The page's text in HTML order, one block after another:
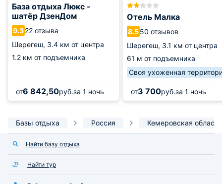
База отдыха Люкс -
шатёр ДзенДом
9.322 отзыва
Шерегеш, 3.4 км от центра
1.2 км от подъемника
от6 842,50руб.за 1 ночь
Отель Малка
8.550 отзывов
Шерегеш, 3.1 км от центра
61 м от подъемника
Своя ухоженная
от3 700руб.за 1 ночь
Базы отдыха Россия Кемеровская область
Найти базу отдыха
Найти тур